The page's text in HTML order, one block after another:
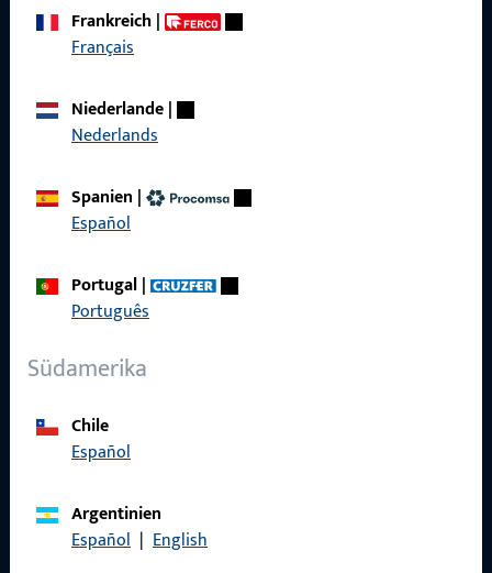
zuverlässig.Frankreich|
Français
Niederlande|
Nederlands
Spanien |
Español
Portugal|
Português
Südamerika
Chile
Español
Argentinien
Español | English
Allgemeines
Schnelleinstieg